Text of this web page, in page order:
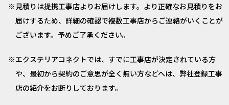
見積りは提携工事店よりお届けします。より正確なお見積りをお
届けするため、詳細の確認で複数工事店からご連絡がいくことが
ございます。予めご了承ください。
エクステリアコネクトでは、すでに工事店が決定されている方
や、最初から契約のご意思が全く無い方などへは、弊社登録工事
店の紹介をお断りしております。